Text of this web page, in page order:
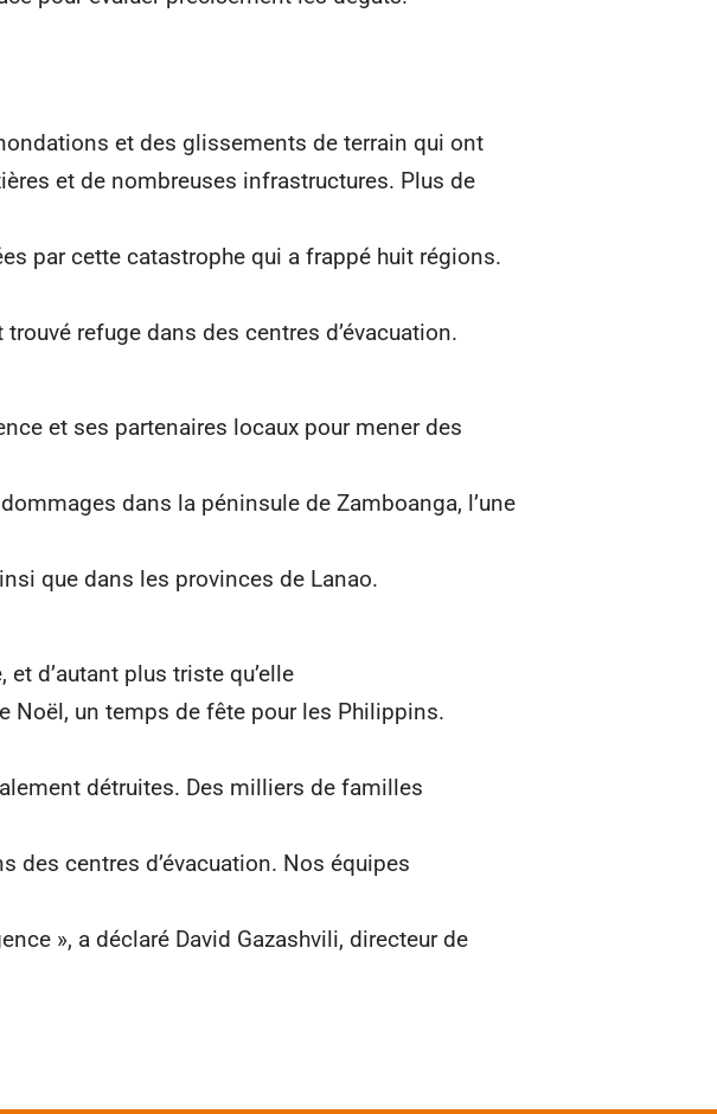
et des glissements de terrain qui ont
et de nombreuses infrastructures. Plus de
par cette catastrophe qui a frappé huit régions.
refuge dans des centres d’évacuation.
et ses partenaires locaux pour mener des
dans la péninsule de Zamboanga, l’une
que dans les provinces de Lanao.
d’autant plus triste qu’elle
Noël, un temps de fête pour les Philippins.
détruites. Des milliers de familles
des centres d’évacuation. Nos équipes
», a déclaré David Gazashvili, directeur de